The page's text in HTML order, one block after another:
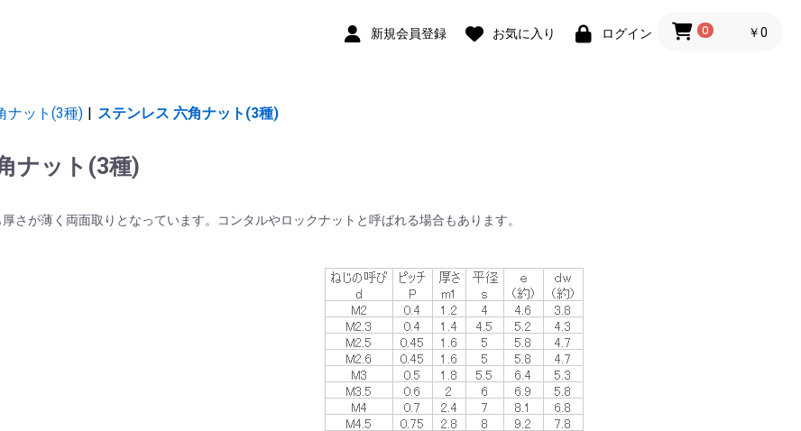
新規会員登録 お気に入り ログイン 0 ￥0
ナット(3種) | ステンレス 六角ナット(3種)
ナット(3種)
さが薄く両面取りとなっています。コンタルやロックナットと呼ばれる場合もあります。